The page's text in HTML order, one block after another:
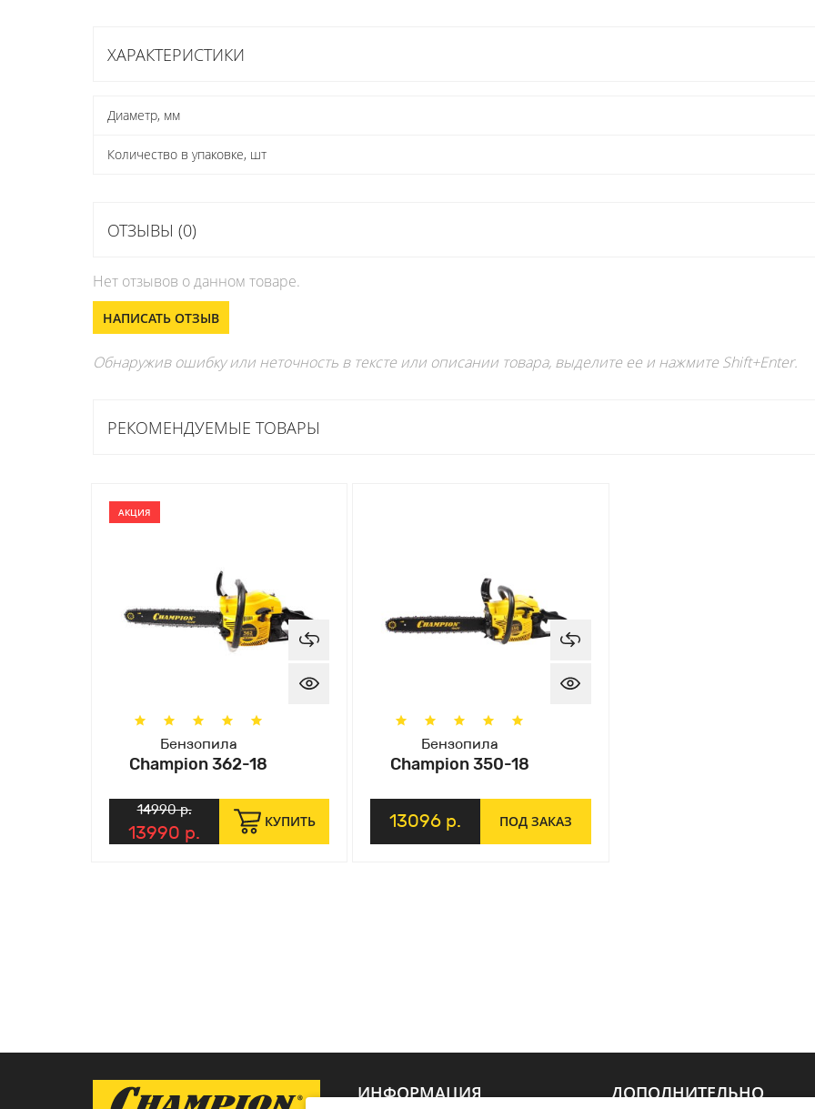
ХАРАКТЕРИСТИКИ
Диаметр, мм
Количество в упаковке, шт
ОТЗЫВЫ (0)
Нет отзывов о данном товаре.
НАПИСАТЬ ОТЗЫВ
Обнаружив ошибку или неточность в тексте или описании товара, выделите ее и нажмите Shift+Enter.
РЕКОМЕНДУЕМЫЕ ТОВАРЫ
АКЦИЯ
Бензопила
Champion 362-18
14990 р.
13990 р.
КУПИТЬ
Бензопила
Champion 350-18
13096 р. ПОД ЗАКАЗ
ИНФОРМАЦИЯ ДОПОЛНИТЕЛЬНО